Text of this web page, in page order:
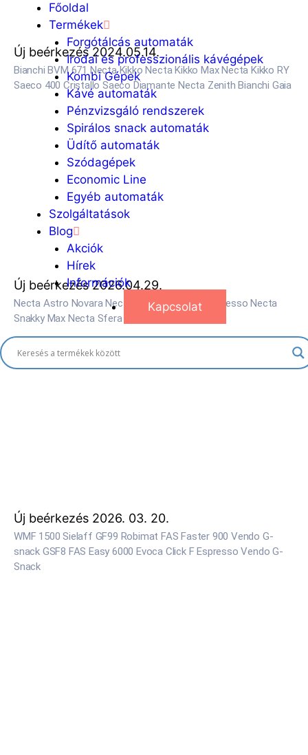
Főoldal
Termékek
Forgótálcás automaták
Irodai és professzionális kávégépek
Kombi Gépek
Kávé automaták
Pénzvizsgáló rendszerek
Spirálos snack automaták
Üdítő automaták
Szódagépek
Economic Line
Egyéb automaták
Szolgáltatások
Blog
Akciók
Hírek
Információk
Kapcsolat
Új beérkezés 2024.05.14.
Bianchi BVM 671 Necta Kikko Necta Kikko Max Necta Kikko RY
Saeco 400 Cristallo Saeco Diamante Necta Zenith Bianchi Gaia
Új beérkezés 2026.04.29.
Necta Astro Novara Necta Astro Touch 2x Espresso Necta
Snakky Max Necta Sfera – Food
Új beérkezés 2026. 03. 20.
WMF 1500 Sielaff GF99 Robimat FAS Faster 900 Vendo G-
snack GSF8 FAS Easy 6000 Evoca Click F Espresso Vendo G-
Snack